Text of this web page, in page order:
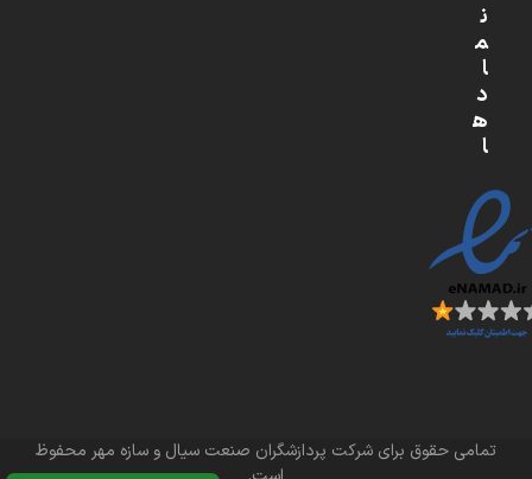
ن
م
ا
د
ه
ا
تمامی حقوق برای شرکت پردازشگران صنعت سیال و سازه مهر محفوظ